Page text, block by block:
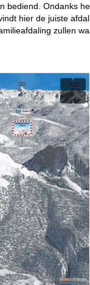
bediend. Ondanks
hier de juiste
zullen